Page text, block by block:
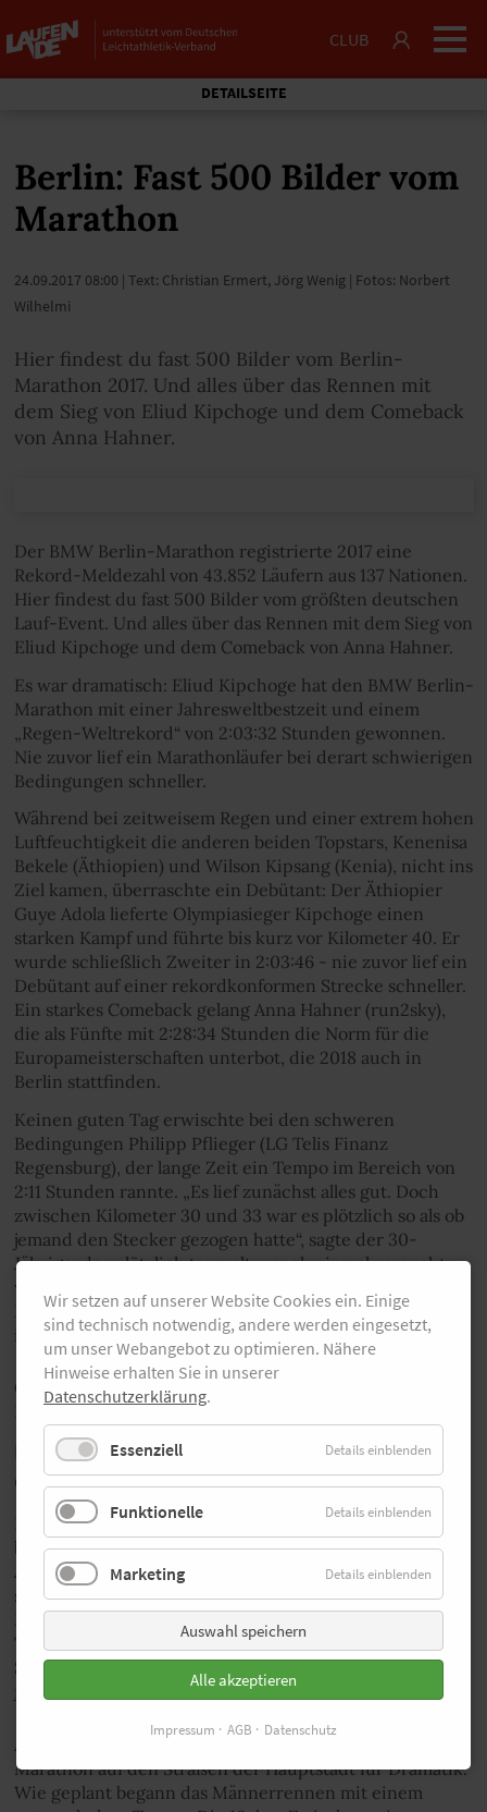
CLUB
DETAILSEITE
Berlin: Fast 500 Bilder vom
Marathon
24.09.2017 08:00 | Text: Christian Ermert, Jörg Wenig | Fotos: Norbert
Wilhelmi
Hier findest du fast 500 Bilder vom Berlin-
Marathon 2017. Und alles über das Rennen mit
dem Sieg von Eliud Kipchoge und dem Comeback
von Anna Hahner.
Der BMW Berlin-Marathon registrierte 2017 eine
Rekord-Meldezahl von 43.852 Läufern aus 137 Nationen.
Hier findest du fast 500 Bilder vom größten deutschen
Lauf-Event. Und alles über das Rennen mit dem Sieg von
Eliud Kipchoge und dem Comeback von Anna Hahner.
Es war dramatisch: Eliud Kipchoge hat den BMW Berlin-
Marathon mit einer Jahresweltbestzeit und einem
„Regen-Weltrekord“ von 2:03:32 Stunden gewonnen.
Nie zuvor lief ein Marathonläufer bei derart schwierigen
Bedingungen schneller.
Während bei zeitweisem Regen und einer extrem hohen
Luftfeuchtigkeit die anderen beiden Topstars, Kenenisa
Bekele (Äthiopien) und Wilson Kipsang (Kenia), nicht ins
Ziel kamen, überraschte ein Debütant: Der Äthiopier
Guye Adola lieferte Olympiasieger Kipchoge einen
starken Kampf und führte bis kurz vor Kilometer 40. Er
wurde schließlich Zweiter in 2:03:46 - nie zuvor lief ein
Debütant auf einer rekordkonformen Strecke schneller.
Ein starkes Comeback gelang Anna Hahner (run2sky),
die als Fünfte mit 2:28:34 Stunden die Norm für die
Europameisterschaften unterbot, die 2018 auch in
Berlin stattfinden.
Keinen guten Tag erwischte bei den schweren
Bedingungen Philipp Pflieger (LG Telis Finanz
Regensburg), der lange Zeit ein Tempo im Bereich von
2:11 Stunden rannte. „Es lief zunächst alles gut. Doch
zwischen Kilometer 30 und 33 war es plötzlich so als ob
jemand den Stecker gezogen hatte“, sagte der 30-
Jährige, der plötzlich taumelte, noch einmal versuchte
weiterzulaufen und dann aber aufgeben musste. Auf
Platz 38 war schließlich Thorben Dietz (LG Vulkaneifel)
in 2:19:20 bester Deutscher.
Gratis: Laufbuch, Top-Socken oder
Buff-Tuch
MAGAZIN BESTELLEN UND
GESCHENK MITNEHMEN
DEIN FITNESS-PAKET: Wer jetzt das
brandneue Magazin von laufen.de im
Abo bestellt, erhält das 160 Seiten
starke Fitness-Laufbuch von Sabrina
Mockenhaupt, ein Buff-Tuch oder
Top-Laufsocken kostenlos dazu.
Schon ab 13,20 Euro!
mehr erfahren
Am Tag der deutschen Bundestagswahlen sorgte der
Marathon auf den Straßen der Hauptstadt für Dramatik.
Wie geplant begann das Männerrennen mit einem
Wir setzen auf unserer Website Cookies ein. Einige
sind technisch notwendig, andere werden eingesetzt,
um unser Webangebot zu optimieren. Nähere
Hinweise erhalten Sie in unserer
Datenschutzerklärung.
Essenziell Details einblenden
Funktionelle Details einblenden
Marketing Details einblenden
Auswahl speichern
Alle akzeptieren
Impressum AGB Datenschutz